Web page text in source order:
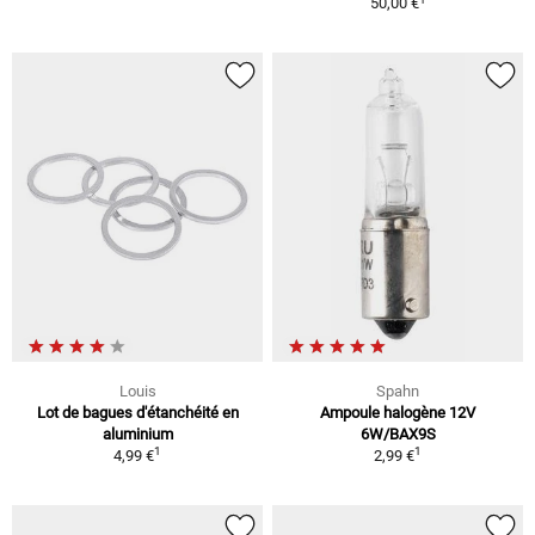
Louis
Lot de bagues d'étanchéité en
aluminium
4,99 €1
Spahn
Ampoule halogène 12V
6W/BAX9S
2,99 €1